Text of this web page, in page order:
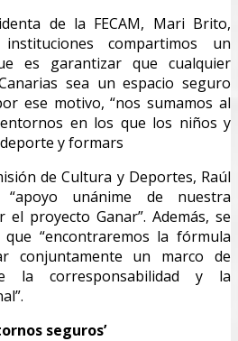
de la FECAM, Mari Brito,
compartimos un
es garantizar que cualquier
sea un espacio seguro
ese motivo, “nos sumamos al
en los que los niños y
y formars
de Cultura y Deportes, Raúl
unánime de nuestra
proyecto Ganar”. Además, se
“encontraremos la fórmula
conjuntamente un marco de
la corresponsabilidad y la
seguros’